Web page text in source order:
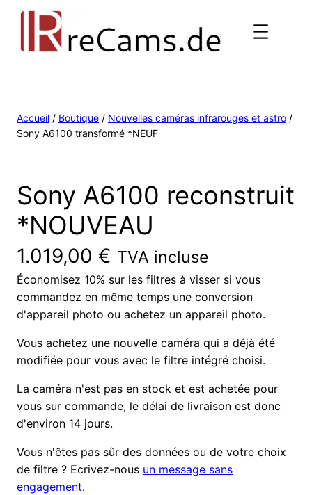
Accueil / Boutique / Nouvelles caméras infrarouges et astro /
Sony A6100 transformé *NEUF
Sony A6100 reconstruit
*NOUVEAU
1.019,00 € TVA incluse
Économisez 10% sur les filtres à visser si vous
commandez en même temps une conversion
d'appareil photo ou achetez un appareil photo.
Vous achetez une nouvelle caméra qui a déjà été
modifiée pour vous avec le filtre intégré choisi.
La caméra n'est pas en stock et est achetée pour
vous sur commande, le délai de livraison est donc
d'environ 14 jours.
Vous n'êtes pas sûr des données ou de votre choix
de filtre ? Ecrivez-nous un message sans
engagement.